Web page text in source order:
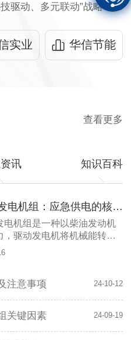
驱动、多元联动”战略，在
程;三、水暖水利及污水环
实业 华信节能
查看更多
讯 知识百科
柴油发电机组：应急供电的核心保障，赋能多场景续航
电机组是一种以柴油发动机
，驱动发电机将机械能转化
的成套供电设备，凭借..、可
生活、工程建设等场景筑牢
与快速启动。柴油发动机动
，适应高温、低温、高海拔
工况，可在市电中断后几秒
注意事项 24-10-12
关键因素 24-09-19